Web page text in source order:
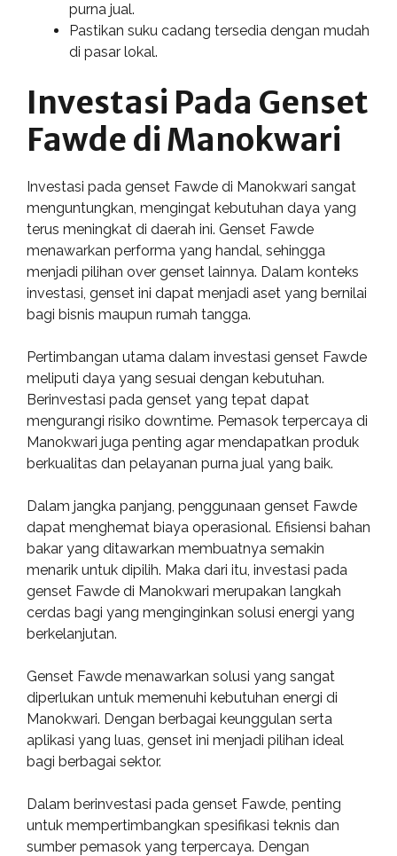
purna jual.
Pastikan suku cadang tersedia dengan mudah
di pasar lokal.
Investasi Pada Genset
Fawde di Manokwari
Investasi pada genset Fawde di Manokwari sangat
menguntungkan, mengingat kebutuhan daya yang
terus meningkat di daerah ini. Genset Fawde
menawarkan performa yang handal, sehingga
menjadi pilihan over genset lainnya. Dalam konteks
investasi, genset ini dapat menjadi aset yang bernilai
bagi bisnis maupun rumah tangga.
Pertimbangan utama dalam investasi genset Fawde
meliputi daya yang sesuai dengan kebutuhan.
Berinvestasi pada genset yang tepat dapat
mengurangi risiko downtime. Pemasok terpercaya di
Manokwari juga penting agar mendapatkan produk
berkualitas dan pelayanan purna jual yang baik.
Dalam jangka panjang, penggunaan genset Fawde
dapat menghemat biaya operasional. Efisiensi bahan
bakar yang ditawarkan membuatnya semakin
menarik untuk dipilih. Maka dari itu, investasi pada
genset Fawde di Manokwari merupakan langkah
cerdas bagi yang menginginkan solusi energi yang
berkelanjutan.
Genset Fawde menawarkan solusi yang sangat
diperlukan untuk memenuhi kebutuhan energi di
Manokwari. Dengan berbagai keunggulan serta
aplikasi yang luas, genset ini menjadi pilihan ideal
bagi berbagai sektor.
Dalam berinvestasi pada genset Fawde, penting
untuk mempertimbangkan spesifikasi teknis dan
sumber pemasok yang terpercaya. Dengan